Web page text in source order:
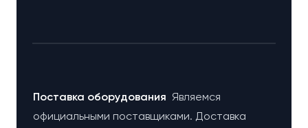
Поставка оборудования Являемся
официальными поставщиками. Доставка